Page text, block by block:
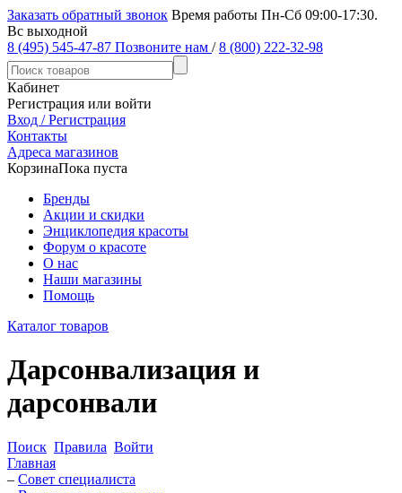
Заказать обратный звонок Время работы Пн-Сб 09:00-17:30.
Вс выходной
8 (495) 545-47-87 Позвоните нам / 8 (800) 222-32-98
Кабинет
Регистрация или войти
Вход / Регистрация
Контакты
Адреса магазинов
КорзинаПока пуста
Бренды
Акции и скидки
Энциклопедия красоты
Форум о красоте
О нас
Наши магазины
Помощь
Каталог товаров
Дарсонвализация и
дарсонвали
Поиск Правила Войти
Главная
– Совет специалиста